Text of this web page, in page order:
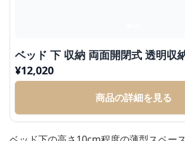
ベッド 下 収納 両面開閉式 透明収
¥12,020
商品の詳細を見る